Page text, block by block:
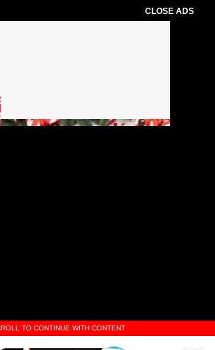
CLOSE ADS
TO CONTINUE WITH CONTENT